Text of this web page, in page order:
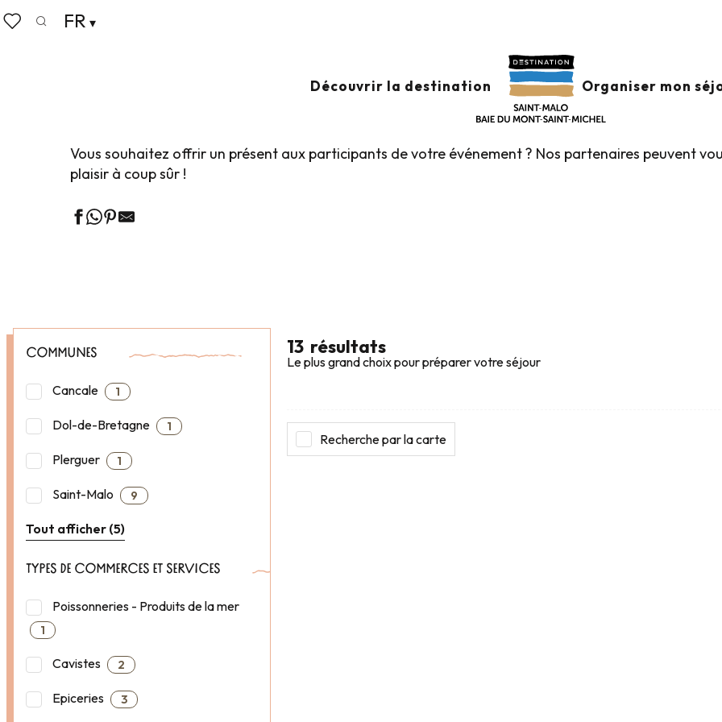
Aller
au
FR
Découvrir la destination Organiser mon
Accueil
CADEAUX D’AFFAIRESAjouter aux favoris
Vous souhaitez offrir un présent aux participants de votre événement ? Nos partenaires peuvent
plaisir à coup sûr !
COMMUNES
Cancale 1
Dol-de-Bretagne 1
Plerguer 1
Saint-Malo 9
Tout afficher (5)
TYPES DE COMMERCES ET SERVICES
Poissonneries - Produits de la mer
1
Cavistes 2
Epiceries 3
13 résultats
Le plus grand choix pour préparer votre séjour
Recherche par la carte